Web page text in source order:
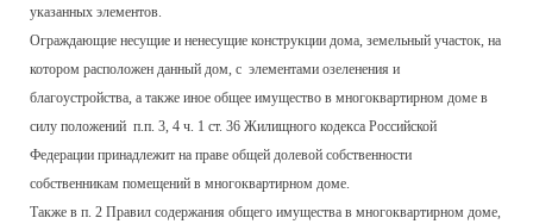
указанных элементов.
Ограждающие несущие и ненесущие конструкции дома, земельный участок, на
котором расположен данный дом, с элементами озеленения и
благоустройства, а также иное общее имущество в многоквартирном доме в
силу положений п.п. 3, 4 ч. 1 ст. 36 Жилищного кодекса Российской
Федерации принадлежит на праве общей долевой собственности
собственникам помещений в многоквартирном доме.
Также в п. 2 Правил содержания общего имущества в многоквартирном доме,